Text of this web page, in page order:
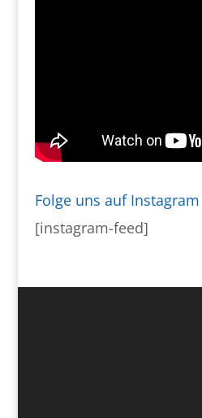
Folge uns auf Instagram
[instagram-feed]